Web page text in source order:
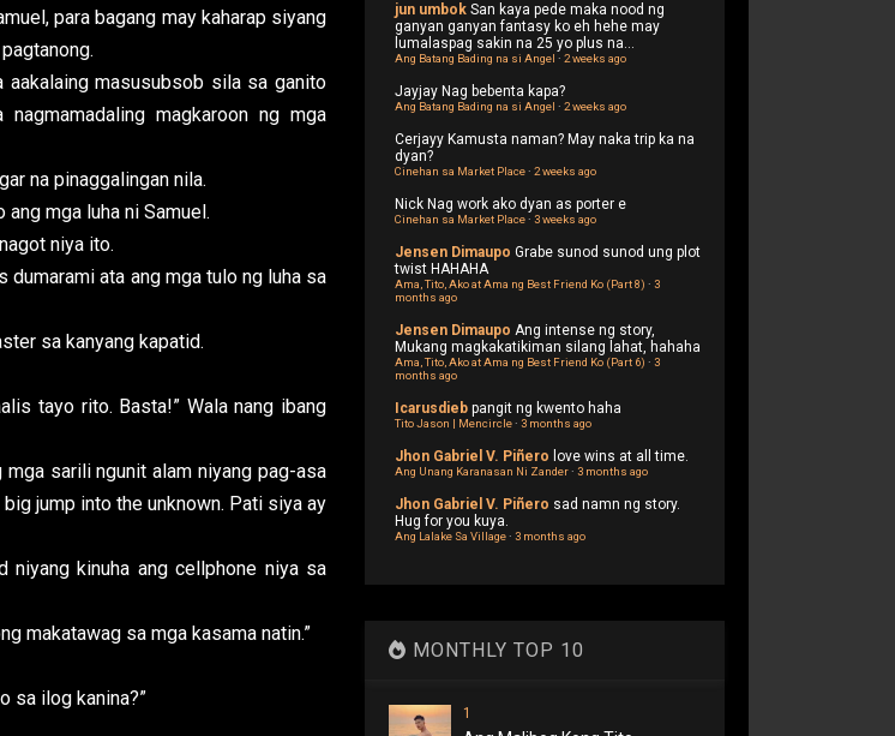
para bagang may kaharap siyang
masusubsob sila sa ganito
magkaroon ng mga
na pinaggalingan nila.
mga luha ni Samuel.
niya ito.
dumarami ata ang mga tulo ng luha sa
sa kanyang kapatid.
tayo rito. Basta!” Wala nang ibang
sarili ngunit alam niyang pag-asa
jump into the unknown. Pati siya ay
kinuha ang cellphone niya sa
makatawag sa mga kasama natin.”
sa ilog kanina?”
jun umbok San kaya pede maka nood ng
ganyan ganyan fantasy ko eh hehe may
lumalaspag sakin na 25 yo plus na...
Ang Batang Bading na si Angel · 2 weeks ago
Jayjay Nag bebenta kapa?
Ang Batang Bading na si Angel · 2 weeks ago
Cerjayy Kamusta naman? May naka trip ka na
dyan?
Cinehan sa Market Place· 2 weeks ago
Nick Nag work ako dyan as porter e
Cinehan sa Market Place· 3 weeks ago
Jensen Dimaupo Grabe sunod sunod ung plot
twist HAHAHA
Ama, Tito, Ako at Ama ng Best Friend Ko (Part 8) · 3
months ago
Jensen Dimaupo Ang intense ng story,
Mukang magkakatikiman silang lahat, hahaha
Ama, Tito, Ako at Ama ng Best Friend Ko (Part 6) · 3
months ago
Icarusdieb pangit ng kwento haha
Tito Jason | Mencircle· 3 months ago
Jhon Gabriel V. Piñero love wins at all time.
Ang Unang Karanasan Ni Zander· 3 months ago
Jhon Gabriel V. Piñero sad namn ng story.
Hug for you kuya.
Ang Lalake Sa Village· 3 months ago
MONTHLY TOP 10
1